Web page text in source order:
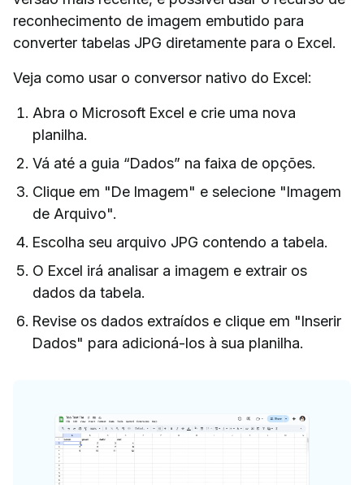
reconhecimento de imagem embutido para
converter tabelas JPG diretamente para o Excel.
Veja como usar o conversor nativo do Excel:
Abra o Microsoft Excel e crie uma nova
planilha.
Vá até a guia “Dados” na faixa de opções.
Clique em "De Imagem" e selecione "Imagem
de Arquivo".
Escolha seu arquivo JPG contendo a tabela.
O Excel irá analisar a imagem e extrair os
dados da tabela.
Revise os dados extraídos e clique em "Inserir
Dados" para adicioná-los à sua planilha.